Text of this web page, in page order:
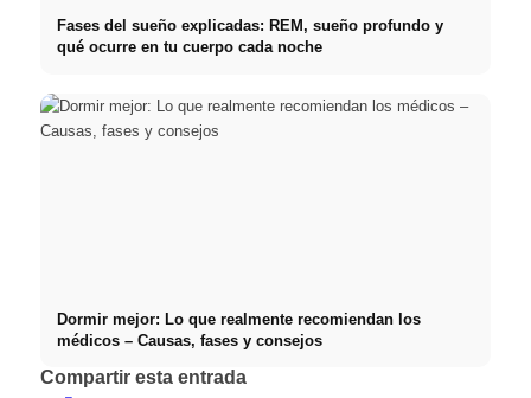
Fases del sueño explicadas: REM, sueño profundo y
qué ocurre en tu cuerpo cada noche
Dormir mejor: Lo que realmente recomiendan los
médicos – Causas, fases y consejos
Compartir esta entrada